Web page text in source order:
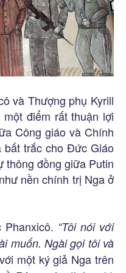
và Thượng phụ Kyrill
điểm rất thuận lợi
Công giáo và Chính
bất trắc cho Đức Giáo
thông đồng giữa Putin
nền chính trị Nga ở
“Tôi nói với
muốn. Ngài gọi tôi và
một ký giả Nga trên